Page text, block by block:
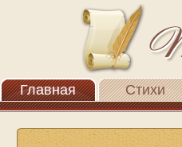
Главная Стихи